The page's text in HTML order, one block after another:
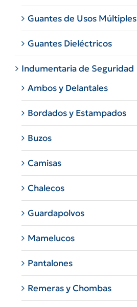
Guantes de Usos Múltiples
Guantes Dieléctricos
Indumentaria de Seguridad
Ambos y Delantales
Bordados y Estampados
Buzos
Camisas
Chalecos
Guardapolvos
Mamelucos
Pantalones
Remeras y Chombas